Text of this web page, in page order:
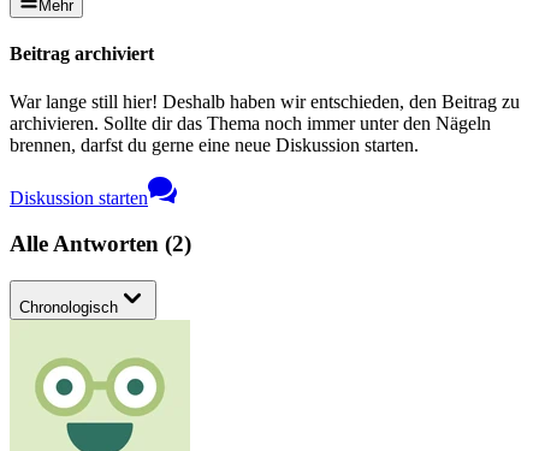
Mehr
Beitrag archiviert
War lange still hier! Deshalb haben wir entschieden, den Beitrag zu
archivieren. Sollte dir das Thema noch immer unter den Nägeln
brennen, darfst du gerne eine neue Diskussion starten.
Diskussion starten
Alle Antworten (2)
Chronologisch